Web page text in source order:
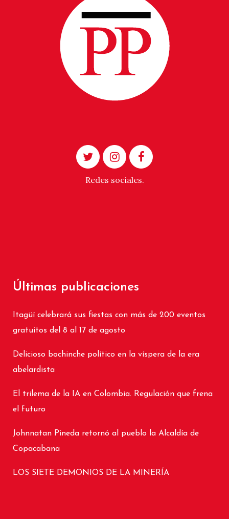
Redes sociales.
Últimas publicaciones
Itagüí celebrará sus fiestas con más de 200 eventos
gratuitos del 8 al 17 de agosto
Delicioso bochinche político en la víspera de la era
abelardista
El trilema de la IA en Colombia. Regulación que frena
el futuro
Johnnatan Pineda retornó al pueblo la Alcaldía de
Copacabana
LOS SIETE DEMONIOS DE LA MINERÍA